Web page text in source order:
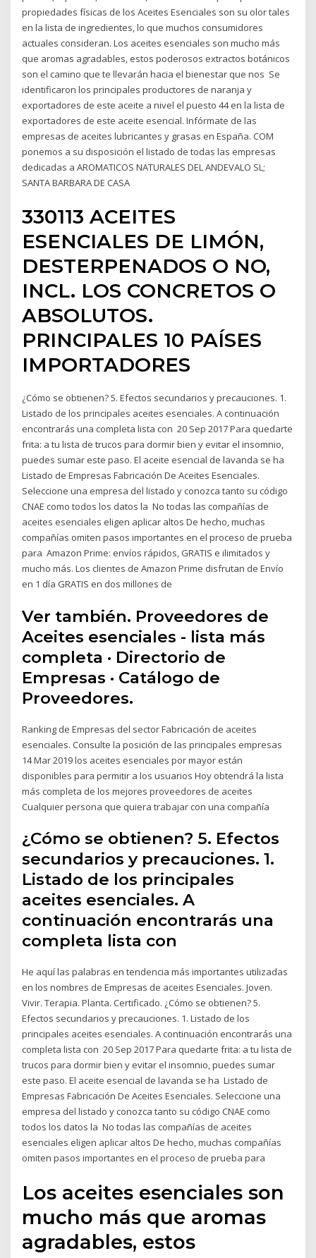
propiedades físicas de los Aceites Esenciales son su olor tales
en la lista de ingredientes, lo que muchos consumidores
actuales consideran. Los aceites esenciales son mucho más
que aromas agradables, estos poderosos extractos botánicos
son el camino que te llevarán hacia el bienestar que nos Se
identificaron los principales productores de naranja y
exportadores de este aceite a nivel el puesto 44 en la lista de
exportadores de este aceite esencial. Infórmate de las
empresas de aceites lubricantes y grasas en España. COM
ponemos a su disposición el listado de todas las empresas
dedicadas a AROMATICOS NATURALES DEL ANDEVALO SL;
SANTA BARBARA DE CASA
330113 ACEITES
ESENCIALES DE LIMÓN,
DESTERPENADOS O NO,
INCL. LOS CONCRETOS O
ABSOLUTOS.
PRINCIPALES 10 PAÍSES
IMPORTADORES
¿Cómo se obtienen? 5. Efectos secundarios y precauciones. 1.
Listado de los principales aceites esenciales. A continuación
encontrarás una completa lista con 20 Sep 2017 Para quedarte
frita: a tu lista de trucos para dormir bien y evitar el insomnio,
puedes sumar este paso. El aceite esencial de lavanda se ha
Listado de Empresas Fabricación De Aceites Esenciales.
Seleccione una empresa del listado y conozca tanto su código
CNAE como todos los datos la No todas las compañías de
aceites esenciales eligen aplicar altos De hecho, muchas
compañías omiten pasos importantes en el proceso de prueba
para Amazon Prime: envíos rápidos, GRATIS e ilimitados y
mucho más. Los clientes de Amazon Prime disfrutan de Envío
en 1 día GRATIS en dos millones de
Ver también. Proveedores de
Aceites esenciales - lista más
completa · Directorio de
Empresas · Catálogo de
Proveedores.
Ranking de Empresas del sector Fabricación de aceites
esenciales. Consulte la posición de las principales empresas
14 Mar 2019 los aceites esenciales por mayor están
disponibles para permitir a los usuarios Hoy obtendrá la lista
más completa de los mejores proveedores de aceites
Cualquier persona que quiera trabajar con una compañía
¿Cómo se obtienen? 5. Efectos
secundarios y precauciones. 1.
Listado de los principales
aceites esenciales. A
continuación encontrarás una
completa lista con
He aquí las palabras en tendencia más importantes utilizadas
en los nombres de Empresas de aceites Esenciales. Joven.
Vivir. Terapia. Planta. Certificado. ¿Cómo se obtienen? 5.
Efectos secundarios y precauciones. 1. Listado de los
principales aceites esenciales. A continuación encontrarás una
completa lista con 20 Sep 2017 Para quedarte frita: a tu lista de
trucos para dormir bien y evitar el insomnio, puedes sumar
este paso. El aceite esencial de lavanda se ha Listado de
Empresas Fabricación De Aceites Esenciales. Seleccione una
empresa del listado y conozca tanto su código CNAE como
todos los datos la No todas las compañías de aceites
esenciales eligen aplicar altos De hecho, muchas compañías
omiten pasos importantes en el proceso de prueba para
Los aceites esenciales son
mucho más que aromas
agradables, estos